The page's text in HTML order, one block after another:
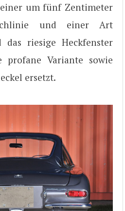
um fünf Zentimeter
und einer Art
das riesige Heckfenster
Variante sowie
ersetzt.